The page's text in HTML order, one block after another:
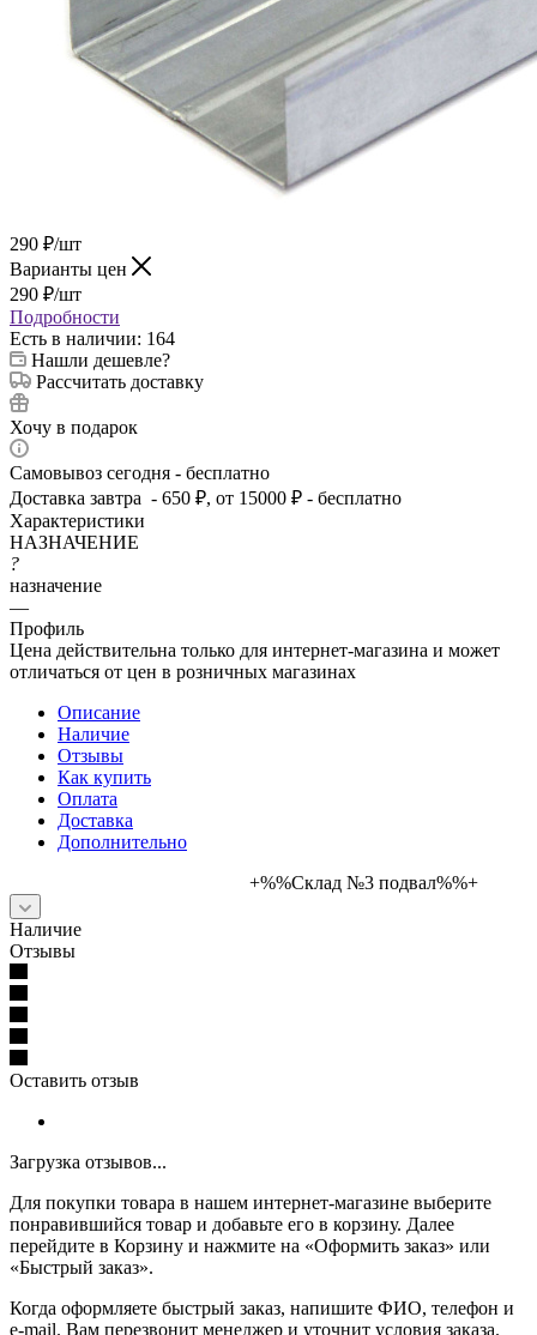
290 ₽/шт
Варианты цен
290 ₽/шт
Подробности
Есть в наличии: 164
Нашли дешевле?
Рассчитать доставку
Хочу в подарок
Самовывоз сегодня - бесплатно
Доставка завтра - 650 ₽, от 15000 ₽ - бесплатно
Характеристики
НАЗНАЧЕНИЕ
?
назначение
—
Профиль
Цена действительна только для интернет-магазина и может
отличаться от цен в розничных магазинах
Описание
Наличие
Отзывы
Как купить
Оплата
Доставка
Дополнительно
+%%Склад №3 подвал%%+
Наличие
Отзывы
Оставить отзыв
Загрузка отзывов...
Для покупки товара в нашем интернет-магазине выберите
понравившийся товар и добавьте его в корзину. Далее
перейдите в Корзину и нажмите на «Оформить заказ» или
«Быстрый заказ».
Когда оформляете быстрый заказ, напишите ФИО, телефон и
e-mail. Вам перезвонит менеджер и уточнит условия заказа.